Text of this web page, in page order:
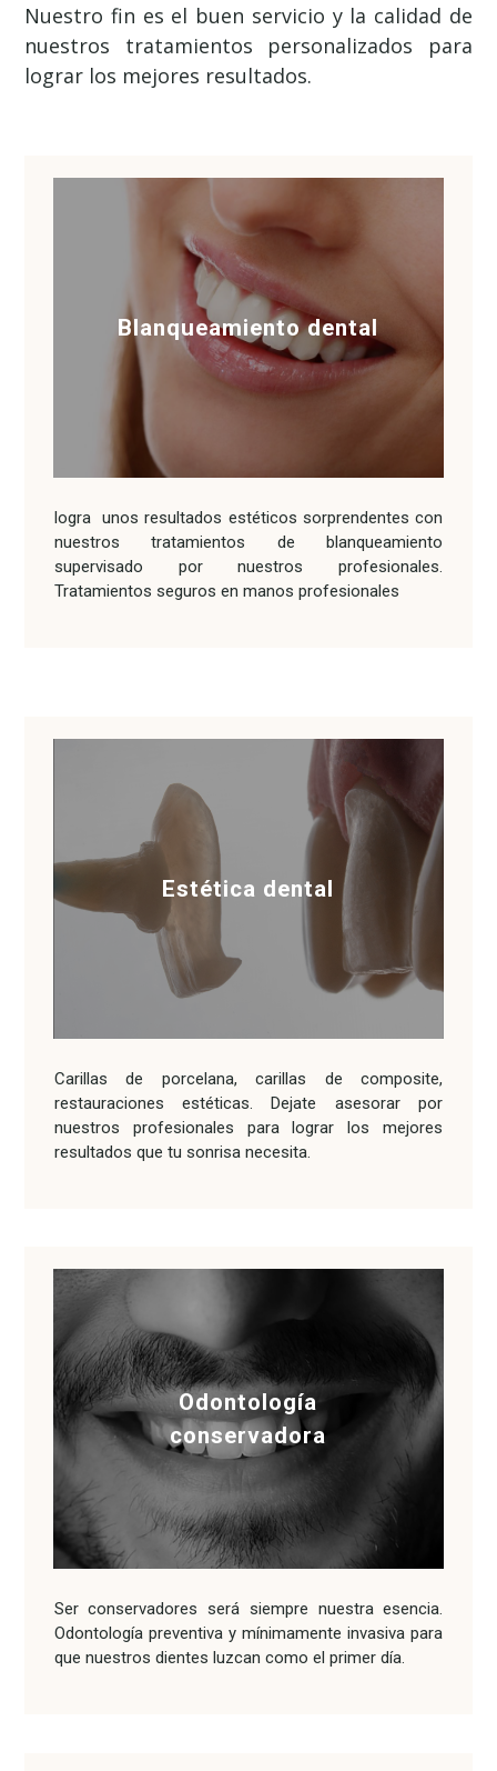
Nuestro fin es el buen servicio y la calidad de
nuestros tratamientos personalizados para
lograr los mejores resultados.
Blanqueamiento dental
logra unos resultados estéticos sorprendentes con
nuestros tratamientos de blanqueamiento
supervisado por nuestros profesionales.
Tratamientos seguros en manos profesionales
Estética dental
Carillas de porcelana, carillas de composite,
restauraciones estéticas. Dejate asesorar por
nuestros profesionales para lograr los mejores
resultados que tu sonrisa necesita.
Odontología
conservadora
Ser conservadores será siempre nuestra esencia.
Odontología preventiva y mínimamente invasiva para
que nuestros dientes luzcan como el primer día.